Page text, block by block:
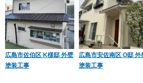
広島市佐伯区 K様邸 外壁
塗装工事
広島市安佐南区 O邸 外
塗装工事